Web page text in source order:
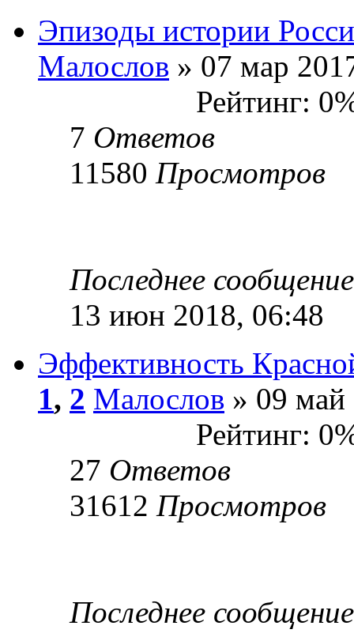
Эпизоды истории
Малослов » 07 мар
Рейтинг:
7 Ответов
11580 Просмотров
Последнее
13 июн 2018, 06:48
Эффективность
1, 2 Малослов » 09 май
Рейтинг:
27 Ответов
31612 Просмотров
Последнее